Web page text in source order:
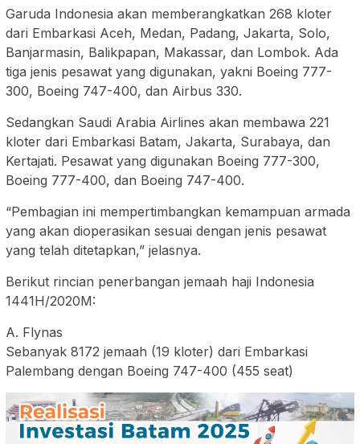
Garuda Indonesia akan memberangkatkan 268 kloter
dari Embarkasi Aceh, Medan, Padang, Jakarta, Solo,
Banjarmasin, Balikpapan, Makassar, dan Lombok. Ada
tiga jenis pesawat yang digunakan, yakni Boeing 777-
300, Boeing 747-400, dan Airbus 330.
Sedangkan Saudi Arabia Airlines akan membawa 221
kloter dari Embarkasi Batam, Jakarta, Surabaya, dan
Kertajati. Pesawat yang digunakan Boeing 777-300,
Boeing 777-400, dan Boeing 747-400.
“Pembagian ini mempertimbangkan kemampuan armada
yang akan dioperasikan sesuai dengan jenis pesawat
yang telah ditetapkan,” jelasnya.
Berikut rincian penerbangan jemaah haji Indonesia
1441H/2020M:
A. Flynas
Sebanyak 8172 jemaah (19 kloter) dari Embarkasi
Palembang dengan Boeing 747-400 (455 seat)